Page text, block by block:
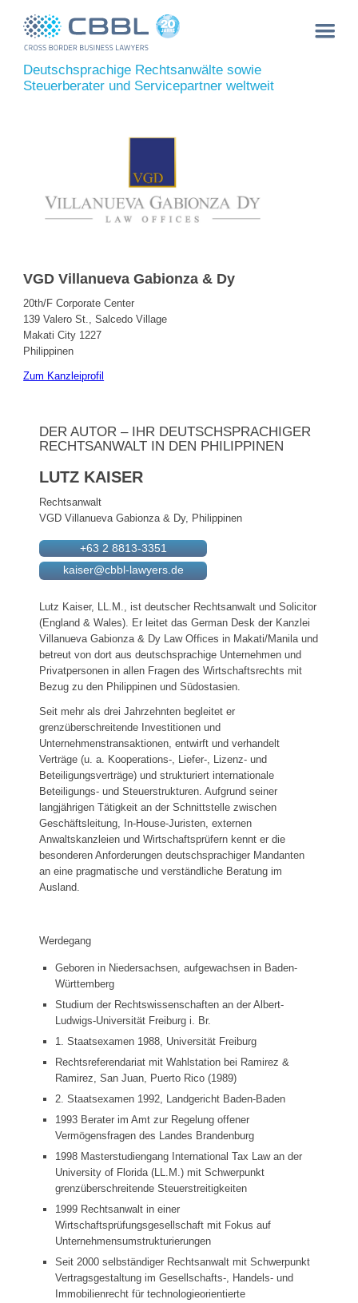
Deutschsprachige Rechtsanwälte sowie
Steuerberater und Servicepartner weltweit
VGD Villanueva Gabionza & Dy
20th/F Corporate Center
139 Valero St., Salcedo Village
Makati City 1227
Philippinen
Zum Kanzleiprofil
DER AUTOR – IHR DEUTSCHSPRACHIGER
RECHTSANWALT IN DEN PHILIPPINEN
LUTZ KAISER
Rechtsanwalt
VGD Villanueva Gabionza & Dy, Philippinen
+63 2 8813-3351
kaiser@cbbl-lawyers.de
Lutz Kaiser, LL.M., ist deutscher Rechtsanwalt und Solicitor
(England & Wales). Er leitet das German Desk der Kanzlei
Villanueva Gabionza & Dy Law Offices in Makati/Manila und
betreut von dort aus deutschsprachige Unternehmen und
Privatpersonen in allen Fragen des Wirtschaftsrechts mit
Bezug zu den Philippinen und Südostasien.
Seit mehr als drei Jahrzehnten begleitet er
grenzüberschreitende Investitionen und
Unternehmenstransaktionen, entwirft und verhandelt
Verträge (u. a. Kooperations-, Liefer-, Lizenz- und
Beteiligungsverträge) und strukturiert internationale
Beteiligungs- und Steuerstrukturen. Aufgrund seiner
langjährigen Tätigkeit an der Schnittstelle zwischen
Geschäftsleitung, In-House-Juristen, externen
Anwaltskanzleien und Wirtschaftsprüfern kennt er die
besonderen Anforderungen deutschsprachiger Mandanten
an eine pragmatische und verständliche Beratung im
Ausland.
Werdegang
Geboren in Niedersachsen, aufgewachsen in Baden-
Württemberg
Studium der Rechtswissenschaften an der Albert-
Ludwigs-Universität Freiburg i. Br.
1. Staatsexamen 1988, Universität Freiburg
Rechtsreferendariat mit Wahlstation bei Ramirez &
Ramirez, San Juan, Puerto Rico (1989)
2. Staatsexamen 1992, Landgericht Baden-Baden
1993 Berater im Amt zur Regelung offener
Vermögensfragen des Landes Brandenburg
1998 Masterstudiengang International Tax Law an der
University of Florida (LL.M.) mit Schwerpunkt
grenzüberschreitende Steuerstreitigkeiten
1999 Rechtsanwalt in einer
Wirtschaftsprüfungsgesellschaft mit Fokus auf
Unternehmensumstrukturierungen
Seit 2000 selbständiger Rechtsanwalt mit Schwerpunkt
Vertragsgestaltung im Gesellschafts-, Handels- und
Immobilienrecht für technologieorientierte